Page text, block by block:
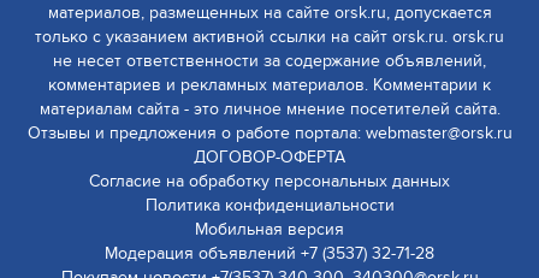
материалов, размещенных на сайте orsk.ru, допускается
только с указанием активной ссылки на сайт orsk.ru. orsk.ru
не несет ответственности за содержание объявлений,
комментариев и рекламных материалов. Комментарии к
материалам сайта - это личное мнение посетителей сайта.
Отзывы и предложения о работе портала: webmaster@orsk.ru
ДОГОВОР-ОФЕРТА
Согласие на обработку персональных данных
Политика конфиденциальности
Мобильная версия
Модерация объявлений +7 (3537) 32-71-28